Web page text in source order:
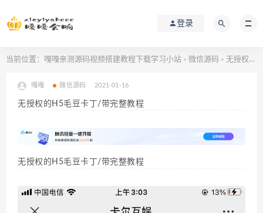
登录
当前位置： 嘎嘎亲测源码视频搭建教程下载学习小站 > 微信源码 > 无授权的H5毛豆卡丁/带完整教程
嘎嘎 微信源码 2021-01-16
无授权的H5毛豆卡丁/带完整教程
无授权的H5毛豆卡丁/带完整教程